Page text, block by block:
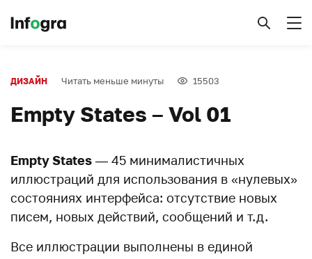
ДИЗАЙН Читать меньше минуты 15503
Empty States – Vol 01
Empty States — 45 минималистичных
иллюстраций для использования в «нулевых»
состояниях интерфейса: отсутствие новых
писем, новых действий, сообщений и т.д.
Все иллюстрации выполнены в единой